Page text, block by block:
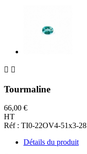
 
Tourmaline
66,00 €
HT
Réf : TI0-22OV4-51x3-28
Détails du produit